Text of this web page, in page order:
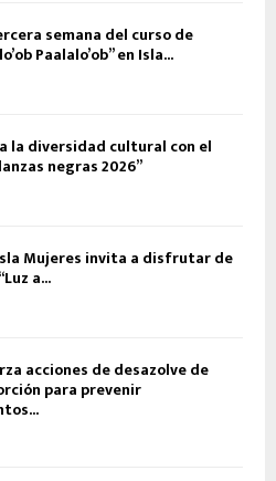
semana del curso de
Paalalo’ob” en Isla...
la diversidad cultural con el
negras 2026”
Mujeres invita a disfrutar de
a...
acciones de desazolve de
para prevenir